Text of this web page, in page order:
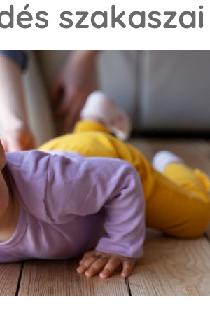
szakaszai